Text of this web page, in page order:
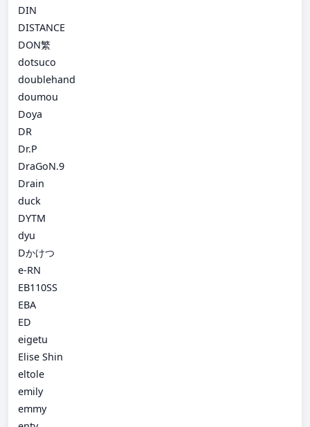
DIN
DISTANCE
DON繁
dotsuco
doublehand
doumou
Doya
DR
Dr.P
DraGoN.9
Drain
duck
DYTM
dyu
Dかけつ
e-RN
EB110SS
EBA
ED
eigetu
Elise Shin
eltole
emily
emmy